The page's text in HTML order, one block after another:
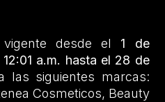
desde el
1 de
a.m. hasta el 28 de
las siguientes marcas:
Cosmeticos, Beauty